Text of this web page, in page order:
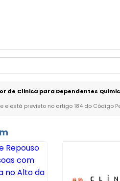
de Clinica para Dependentes
e está previsto no artigo 184 do Código